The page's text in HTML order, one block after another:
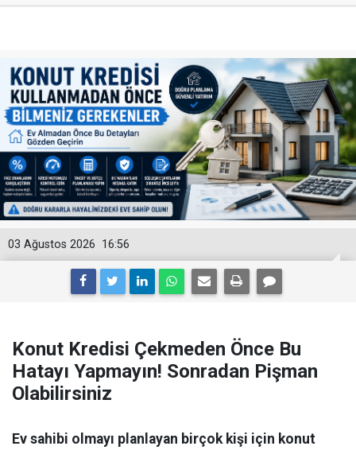
16:56
03 Ağustos 2026
Konut Kredisi Çekmeden Önce Bu
Hatayı Yapmayın! Sonradan Pişman
Olabilirsiniz
Ev sahibi olmayı planlayan birçok kişi için konut